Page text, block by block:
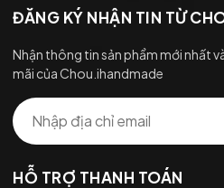
ĐĂNG KÝ NHẬN TIN TỪ
Nhận thông tin sản phẩm mới nhất
mãi của Chou.ihandmade
HỖ TRỢ THANH TOÁN